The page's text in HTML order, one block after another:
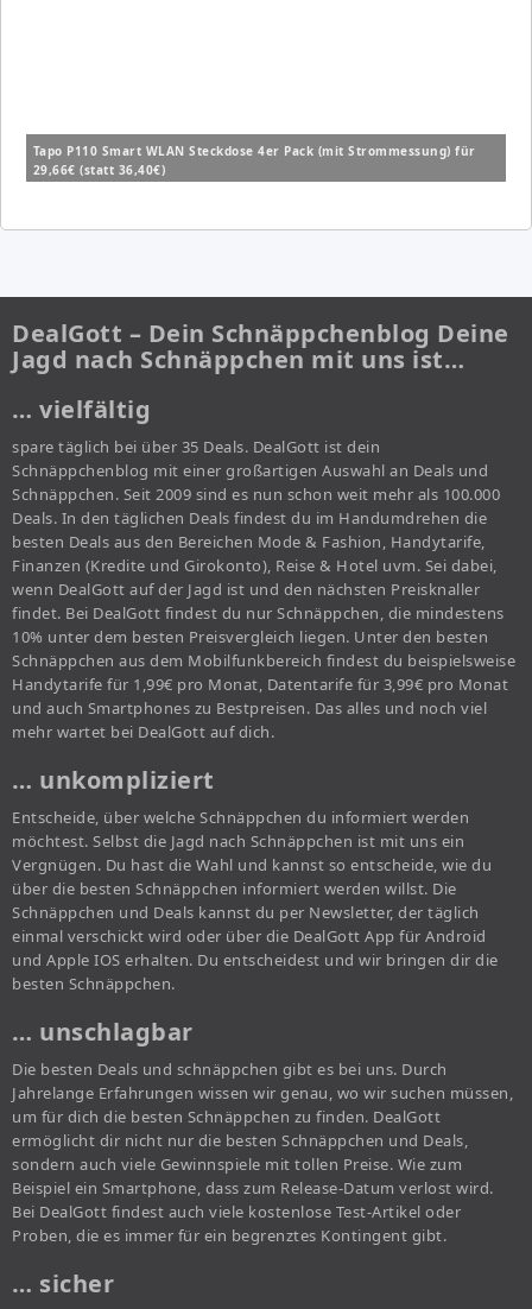
Tapo P110 Smart WLAN Steckdose 4er Pack (mit Strommessung) für
29,66€ (statt 36,40€)
DealGott – Dein Schnäppchenblog Deine
Jagd nach Schnäppchen mit uns ist…
… vielfältig
spare täglich bei über 35 Deals. DealGott ist dein
Schnäppchenblog mit einer großartigen Auswahl an Deals und
Schnäppchen. Seit 2009 sind es nun schon weit mehr als 100.000
Deals. In den täglichen Deals findest du im Handumdrehen die
besten Deals aus den Bereichen Mode & Fashion, Handytarife,
Finanzen (Kredite und Girokonto), Reise & Hotel uvm. Sei dabei,
wenn DealGott auf der Jagd ist und den nächsten Preisknaller
findet. Bei DealGott findest du nur Schnäppchen, die mindestens
10% unter dem besten Preisvergleich liegen. Unter den besten
Schnäppchen aus dem Mobilfunkbereich findest du beispielsweise
Handytarife für 1,99€ pro Monat, Datentarife für 3,99€ pro Monat
und auch Smartphones zu Bestpreisen. Das alles und noch viel
mehr wartet bei DealGott auf dich.
… unkompliziert
Entscheide, über welche Schnäppchen du informiert werden
möchtest. Selbst die Jagd nach Schnäppchen ist mit uns ein
Vergnügen. Du hast die Wahl und kannst so entscheide, wie du
über die besten Schnäppchen informiert werden willst. Die
Schnäppchen und Deals kannst du per Newsletter, der täglich
einmal verschickt wird oder über die DealGott App für Android
und Apple IOS erhalten. Du entscheidest und wir bringen dir die
besten Schnäppchen.
… unschlagbar
Die besten Deals und schnäppchen gibt es bei uns. Durch
Jahrelange Erfahrungen wissen wir genau, wo wir suchen müssen,
um für dich die besten Schnäppchen zu finden. DealGott
ermöglicht dir nicht nur die besten Schnäppchen und Deals,
sondern auch viele Gewinnspiele mit tollen Preise. Wie zum
Beispiel ein Smartphone, dass zum Release-Datum verlost wird.
Bei DealGott findest auch viele kostenlose Test-Artikel oder
Proben, die es immer für ein begrenztes Kontingent gibt.
… sicher